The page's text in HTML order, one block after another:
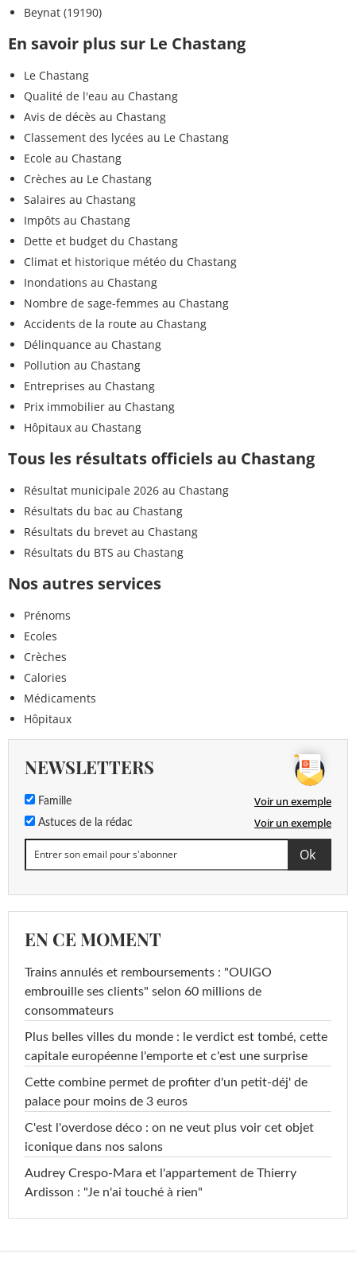
Beynat (19190)
En savoir plus sur Le Chastang
Le Chastang
Qualité de l'eau au Chastang
Avis de décès au Chastang
Classement des lycées au Le Chastang
Ecole au Chastang
Crèches au Le Chastang
Salaires au Chastang
Impôts au Chastang
Dette et budget du Chastang
Climat et historique météo du Chastang
Inondations au Chastang
Nombre de sage-femmes au Chastang
Accidents de la route au Chastang
Délinquance au Chastang
Pollution au Chastang
Entreprises au Chastang
Prix immobilier au Chastang
Hôpitaux au Chastang
Tous les résultats officiels au Chastang
Résultat municipale 2026 au Chastang
Résultats du bac au Chastang
Résultats du brevet au Chastang
Résultats du BTS au Chastang
Nos autres services
Prénoms
Ecoles
Crèches
Calories
Médicaments
Hôpitaux
NEWSLETTERS
Famille Voir un exemple
Astuces de la rédac Voir un exemple
EN CE MOMENT
Trains annulés et remboursements : "OUIGO
embrouille ses clients" selon 60 millions de
consommateurs
Plus belles villes du monde : le verdict est tombé, cette
capitale européenne l'emporte et c'est une surprise
Cette combine permet de profiter d'un petit-déj' de
palace pour moins de 3 euros
C'est l'overdose déco : on ne veut plus voir cet objet
iconique dans nos salons
Audrey Crespo-Mara et l'appartement de Thierry
Ardisson : "Je n'ai touché à rien"